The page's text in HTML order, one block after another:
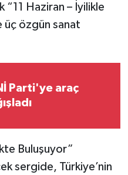
Haziran – İyilikle
üç özgün sanat
Parti'ye araç
Buluşuyor”
sergide, Türkiye’nin